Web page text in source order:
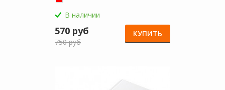
В наличии
570 руб
750 руб
КУПИТЬ